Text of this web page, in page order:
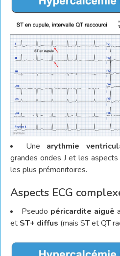
Une arythmie
grandes ondes J et les
les plus prémonitoires.
Aspects ECG
Pseudo péricardite aiguë
et ST+ diffus (mais ST et QT